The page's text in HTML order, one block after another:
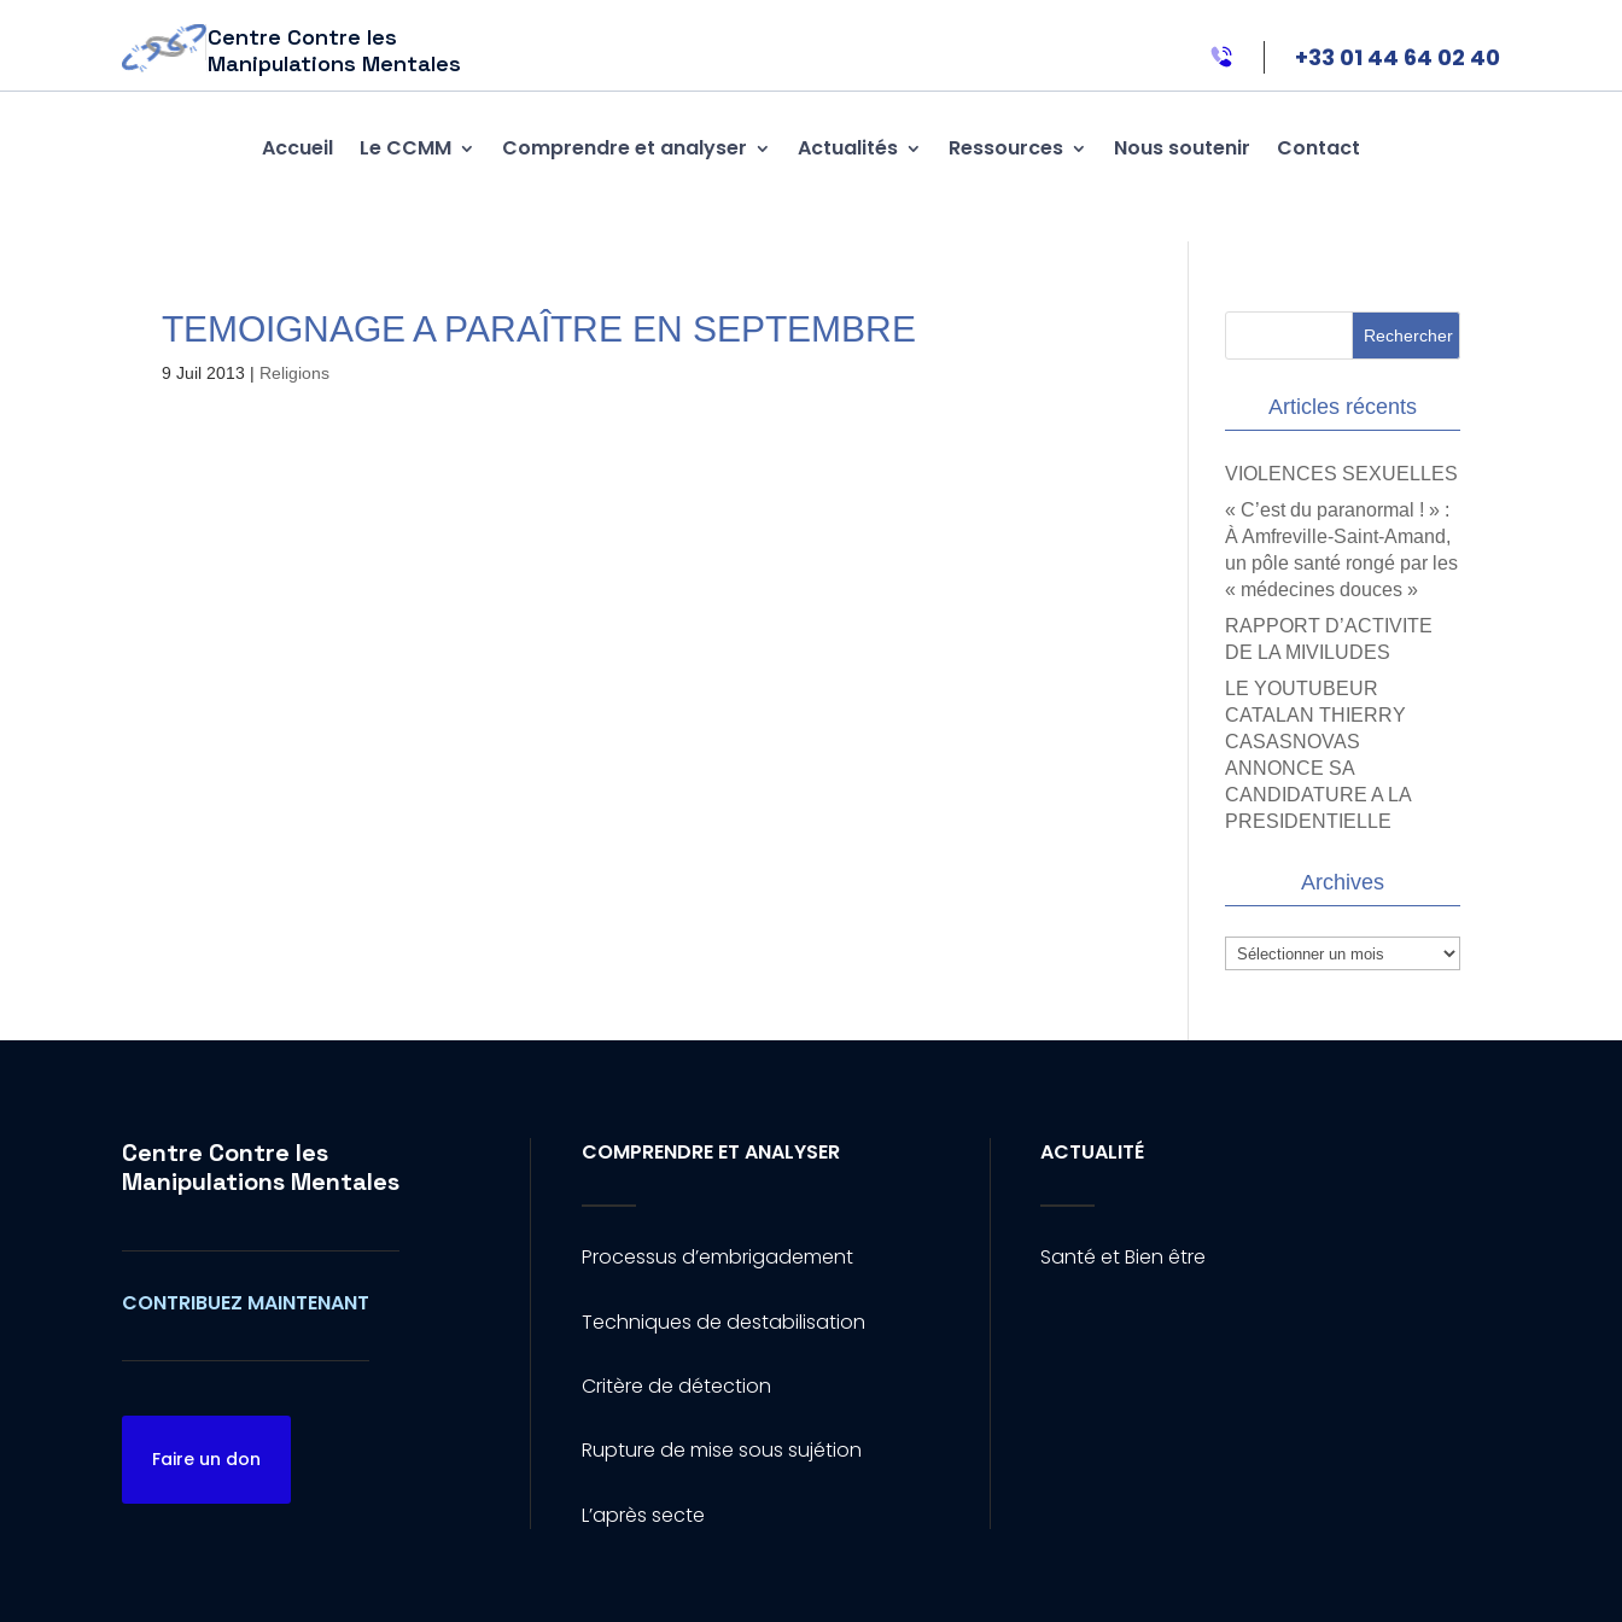
Centre Contre les
Manipulations Mentales
+33 01 44 64 02 40
Accueil Le CCMM Comprendre et analyser Actualités Ressources Nous soutenir Contact
TEMOIGNAGE A PARAÎTRE EN SEPTEMBRE
9 Juil 2013 | Religions
Articles récents
VIOLENCES SEXUELLES
« C’est du paranormal ! » :
À Amfreville-Saint-Amand,
un pôle santé rongé par les
« médecines douces »
RAPPORT D’ACTIVITE
DE LA MIVILUDES
LE YOUTUBEUR
CATALAN THIERRY
CASASNOVAS
ANNONCE SA
CANDIDATURE A LA
PRESIDENTIELLE
Archives
Archives
Centre Contre les
Manipulations Mentales
CONTRIBUEZ MAINTENANT
Faire un don
COMPRENDRE ET ANALYSER
Processus d’embrigadement
Techniques de destabilisation
Critère de détection
Rupture de mise sous sujétion
L’après secte
ACTUALITÉ
Santé et Bien être